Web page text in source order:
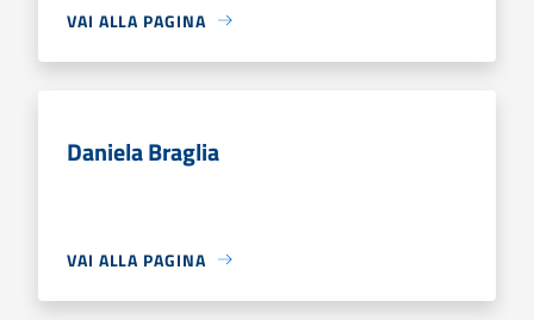
VAI ALLA PAGINA
Daniela Braglia
VAI ALLA PAGINA